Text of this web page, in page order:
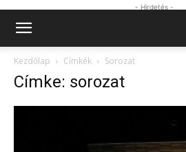
- Hirdetés -
Kezdőlap Címkék Sorozat
Címke: sorozat